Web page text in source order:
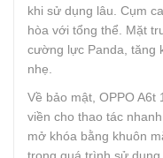
khi sử dụng lâu. Cụm
hòa với tổng thể. Mặt
cường lực Panda, tăng
nhẹ.
Về bảo mật, OPPO
viền cho thao tác
mở khóa bằng khuôn